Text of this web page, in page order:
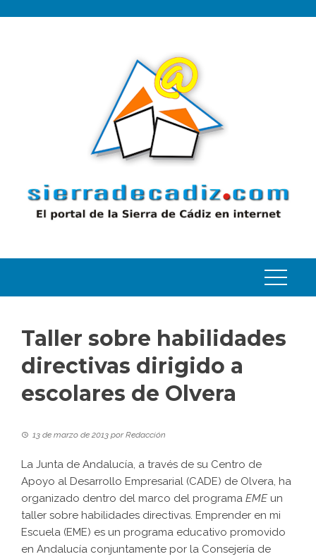
Taller sobre habilidades
directivas dirigido a
escolares de Olvera
13 de marzo de 2013 porRedacción
La Junta de Andalucía, a través de su Centro de
Apoyo al Desarrollo Empresarial (CADE) de Olvera, ha
organizado dentro del marco del programa EMEun
taller sobre habilidades directivas. Emprender en mi
Escuela (EME) es un programa educativo promovido
en Andalucía conjuntamente por la Consejería de